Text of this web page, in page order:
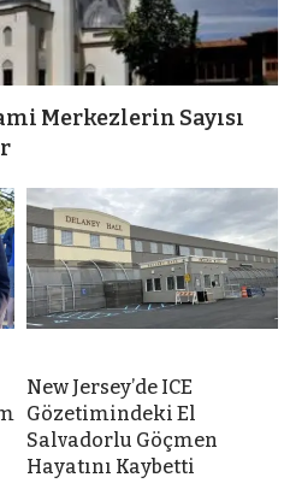
Merkezlerin Sayısı
New Jersey’de ICE
Gözetimindeki El
Salvadorlu Göçmen
Hayatını Kaybetti